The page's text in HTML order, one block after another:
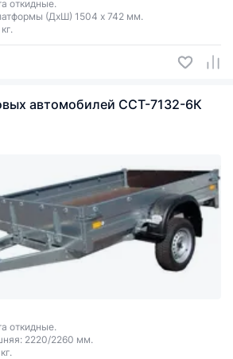
откидные.
(ДхШ) 1504 х 742 мм.
автомобилей ССТ-7132-6К
откидные.
2220/2260 мм.